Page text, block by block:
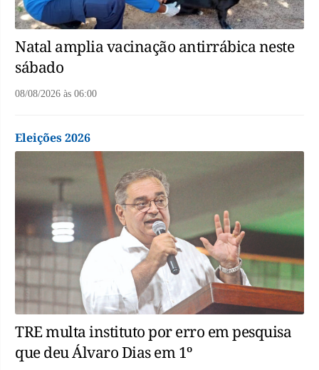
Natal amplia vacinação antirrábica neste
sábado
08/08/2026 às 06:00
Eleições 2026
TRE multa instituto por erro em pesquisa
que deu Álvaro Dias em 1º